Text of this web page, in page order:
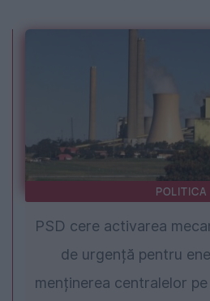
POLITICA
PSD cere activarea
de urgență pentru
menținerea centralelor